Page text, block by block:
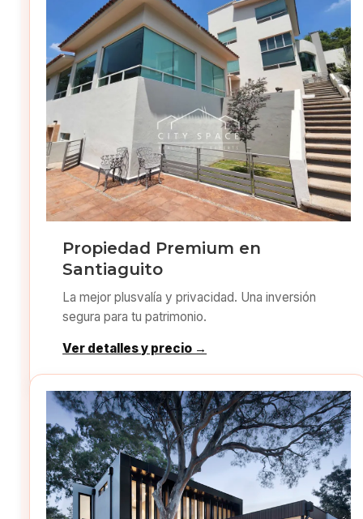
Propiedad Premium en
Santiaguito
La mejor plusvalía y privacidad. Una inversión
segura para tu patrimonio.
Ver detalles y precio →